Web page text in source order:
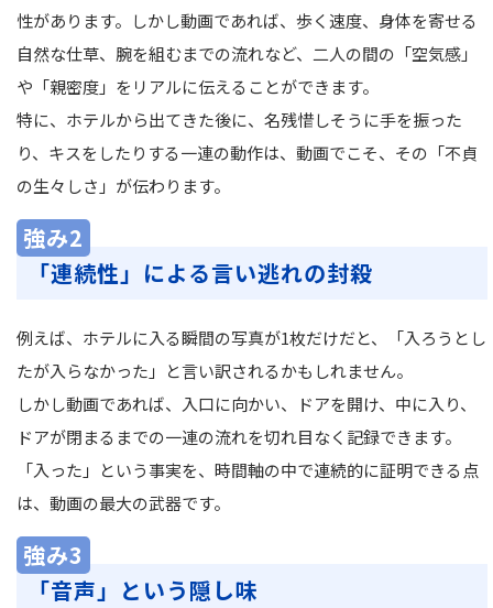
性があります。しかし動画であれば、歩く速度、身体を寄せる
自然な仕草、腕を組むまでの流れなど、二人の間の「空気感」
や「親密度」をリアルに伝えることができます。
特に、ホテルから出てきた後に、名残惜しそうに手を振った
り、キスをしたりする一連の動作は、動画でこそ、その「不貞
の生々しさ」が伝わります。
強み2
「連続性」による言い逃れの封殺
例えば、ホテルに入る瞬間の写真が1枚だけだと、「入ろうとし
たが入らなかった」と言い訳されるかもしれません。
しかし動画であれば、入口に向かい、ドアを開け、中に入り、
ドアが閉まるまでの一連の流れを切れ目なく記録できます。
「入った」という事実を、時間軸の中で連続的に証明できる点
は、動画の最大の武器です。
強み3
「音声」という隠し味